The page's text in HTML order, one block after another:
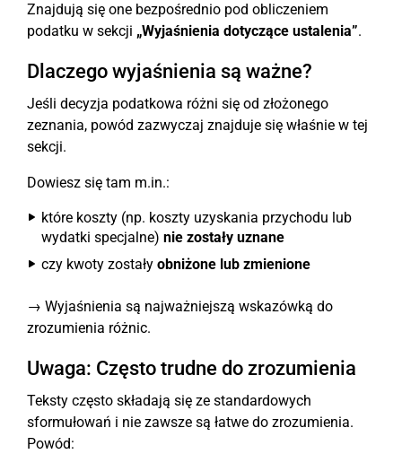
Znajdują się one bezpośrednio pod obliczeniem
podatku w sekcji „Wyjaśnienia dotyczące ustalenia”.
Dlaczego wyjaśnienia są ważne?
Jeśli decyzja podatkowa różni się od złożonego
zeznania, powód zazwyczaj znajduje się właśnie w tej
sekcji.
Dowiesz się tam m.in.:
które koszty (np. koszty uzyskania przychodu lub
wydatki specjalne) nie zostały uznane
czy kwoty zostały obniżone lub zmienione
→ Wyjaśnienia są najważniejszą wskazówką do
zrozumienia różnic.
Uwaga: Często trudne do zrozumienia
Teksty często składają się ze standardowych
sformułowań i nie zawsze są łatwe do zrozumienia.
Powód: